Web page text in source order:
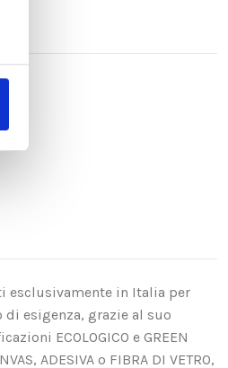
esclusivamente in Italia per
di esigenza, grazie al suo
ECOLOGICO e GREEN
ADESIVA o FIBRA DI VETRO,